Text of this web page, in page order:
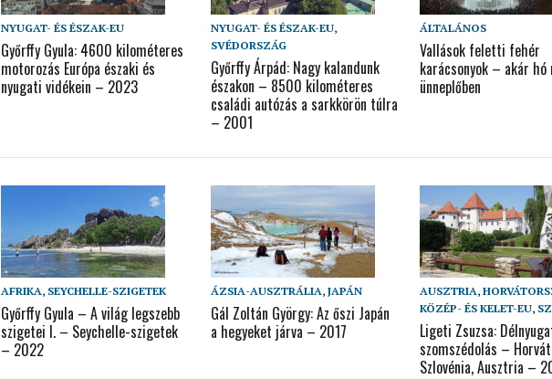
NYUGAT- ÉS ÉSZAK-EU
Győrffy Gyula: 4600 kilométeres
motorozás Európa északi és
nyugati vidékein – 2023
NYUGAT- ÉS ÉSZAK-EU,
SVÉDORSZÁG
Győrffy Árpád: Nagy kalandunk
északon – 8500 kilométeres
családi autózás a sarkkörön túlra
– 2001
ÁLTALÁNOS
Vallások feletti fehér
karácsonyok – akár hó
ünneplőben
AFRIKA, SEYCHELLE-SZIGETEK
Győrffy Gyula – A világ legszebb
szigetei I. – Seychelle-szigetek
– 2022
ÁZSIA-AUSZTRÁLIA, JAPÁN
Gál Zoltán György: Az őszi Japán
a hegyeket járva – 2017
AUSZTRIA,
KÖZÉP- ÉS KELET-EU,
Ligeti Zsuzsa:
szomszédolás –
Szlovénia, Ausztria –